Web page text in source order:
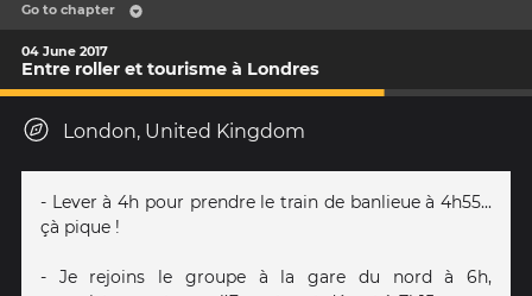
Go to chapter
04 June 2017
Entre roller et tourisme à Londres
London, United Kingdom
- Lever à 4h pour prendre le train de banlieue à 4h55...
çà pique !
- Je rejoins le groupe à la gare du nord à 6h,